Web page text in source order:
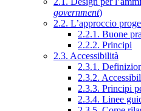
government)
2.2. L’approccio
2.2.1. Buone
2.2.2. Principi
2.3. Accessibilità
2.3.1.
2.3.2.
2.3.3. Principi
2.3.4. Linee